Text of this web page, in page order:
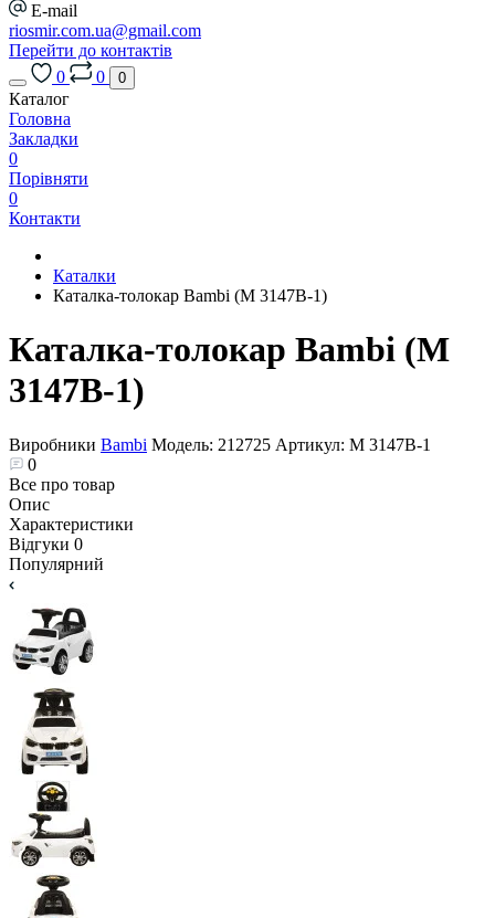
E-mail
riosmir.com.ua@gmail.com
Перейти до контактів
0
0 0
Каталог
Головна
Закладки
0
Порівняти
0
Контакти
Каталки
Каталка-толокар Bambi (M 3147B-1)
Каталка-толокар Bambi (M
3147B-1)
Виробники Bambi Модель: 212725 Артикул: M 3147B-1
0
Все про товар
Опис
Характеристики
Відгуки 0
Популярний